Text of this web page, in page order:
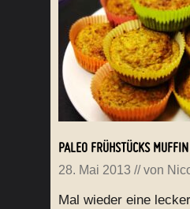
PALEO FRÜHSTÜCKS MUFFIN
28. Mai 2013 // von
Mal wieder eine